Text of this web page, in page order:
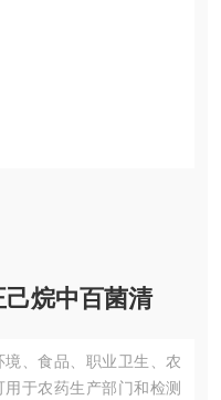
烷中百菌清
、食品、职业卫生、农
于农药生产部门和检测